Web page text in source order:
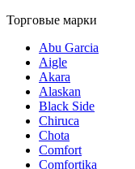
Торговые марки
Abu Garcia
Aigle
Akara
Alaskan
Black Side
Chiruca
Chota
Comfort
Comfortika